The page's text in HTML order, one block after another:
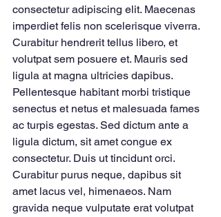
consectetur adipiscing elit. Maecenas
imperdiet felis non scelerisque viverra.
Curabitur hendrerit tellus libero, et
volutpat sem posuere et. Mauris sed
ligula at magna ultricies dapibus.
Pellentesque habitant morbi tristique
senectus et netus et malesuada fames
ac turpis egestas. Sed dictum ante a
ligula dictum, sit amet congue ex
consectetur. Duis ut tincidunt orci.
Curabitur purus neque, dapibus sit
amet lacus vel, himenaeos. Nam
gravida neque vulputate erat volutpat